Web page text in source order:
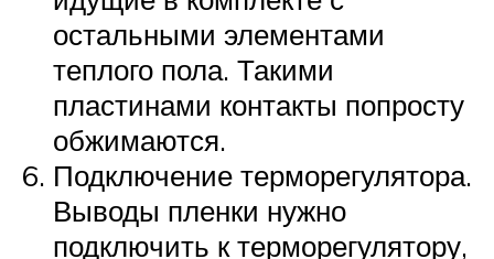
остальными элементами
теплого пола. Такими
пластинами контакты попросту
обжимаются.
Подключение терморегулятора.
Выводы пленки нужно
подключить к терморегулятору,